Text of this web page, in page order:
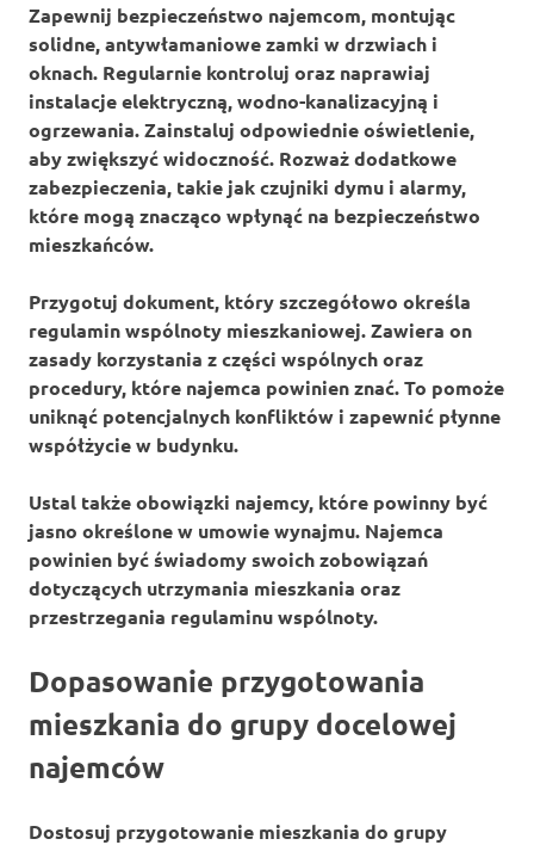
Zapewnij bezpieczeństwo najemcom, montując
solidne, antywłamaniowe zamki w drzwiach i
oknach. Regularnie kontroluj oraz naprawiaj
instalacje elektryczną, wodno-kanalizacyjną i
ogrzewania. Zainstaluj odpowiednie oświetlenie,
aby zwiększyć widoczność. Rozważ dodatkowe
zabezpieczenia, takie jakczujniki dymu i alarmy,
które mogą znacząco wpłynąć na bezpieczeństwo
mieszkańców.
Przygotuj dokument, który szczegółowo określa
regulamin wspólnoty mieszkaniowej. Zawiera on
zasady korzystania z części wspólnych oraz
procedury, które najemca powinien znać. To pomoże
uniknąć potencjalnych konfliktów i zapewnić płynne
współżycie w budynku.
Ustal takżeobowiązki najemcy, które powinny być
jasno określone w umowie wynajmu. Najemca
powinien być świadomy swoich zobowiązań
dotyczących utrzymania mieszkania oraz
przestrzegania regulaminu wspólnoty.
Dopasowanie przygotowania
mieszkania do grupy docelowej
najemców
Dostosuj przygotowanie mieszkania do grupy